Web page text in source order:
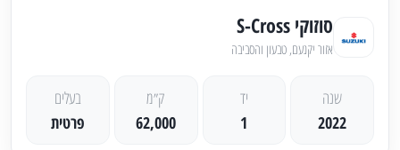
סוזוקי S-Cross
אזור יקנעם, טבעון והסביבה
שנה
2022
יד
1
ק״מ
62,000
בעלים
פרטית